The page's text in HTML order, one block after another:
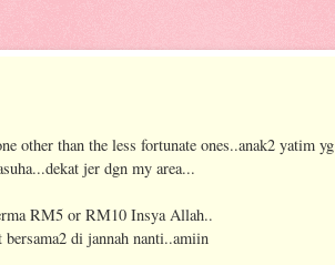
other than the less fortunate ones..anak2 yatim yg
jer dgn my area...
RM5 or RM10 Insya Allah..
di jannah nanti..amiin